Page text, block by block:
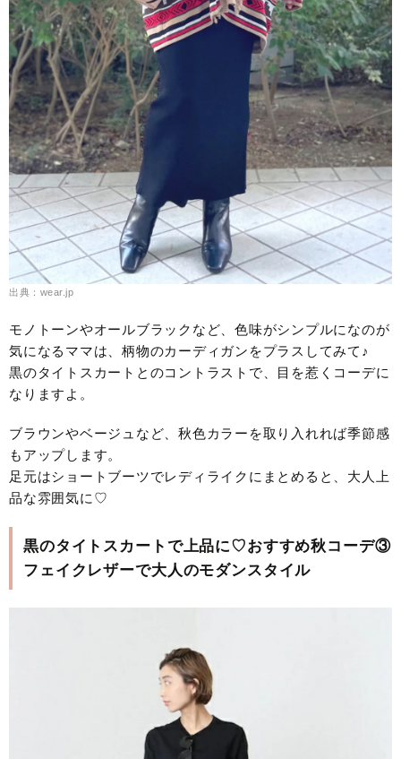
出典：wear.jp
モノトーンやオールブラックなど、色味がシンプルになのが
気になるママは、柄物のカーディガンをプラスしてみて♪
黒のタイトスカートとのコントラストで、目を惹くコーデに
なりますよ。
ブラウンやベージュなど、秋色カラーを取り入れれば季節感
もアップします。
足元はショートブーツでレディライクにまとめると、大人上
品な雰囲気に♡
黒のタイトスカートで上品に♡おすすめ秋コーデ③
フェイクレザーで大人のモダンスタイル